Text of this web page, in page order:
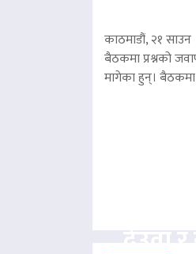
काठमाडौं, २१ साउन
बैठकमा प्रश्नको
मागेका हुन्। बैठकमा